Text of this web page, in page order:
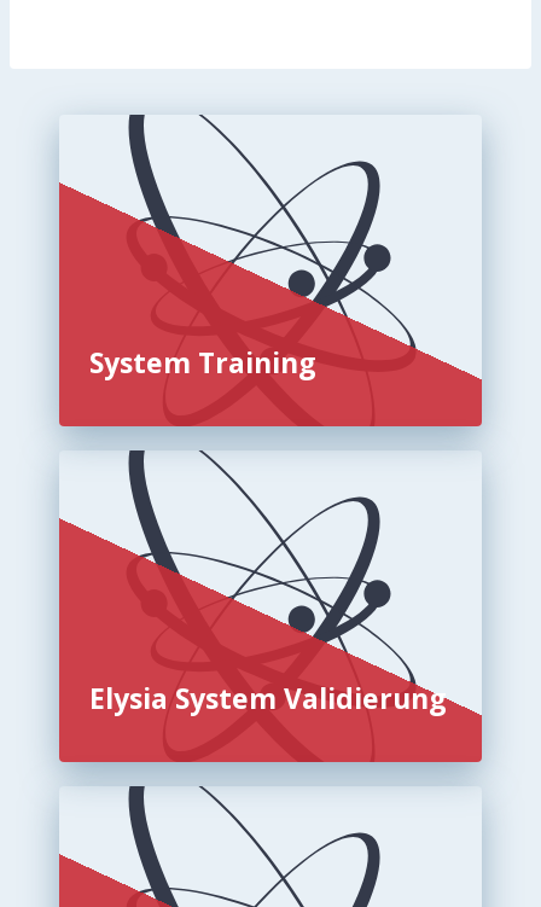
System Training
Elysia System Validierung